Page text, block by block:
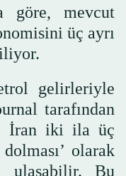
göre, mevcut
üç ayrı
gelirleriyle
tarafından
İran iki ila üç
olarak
ulaşabilir. Bu